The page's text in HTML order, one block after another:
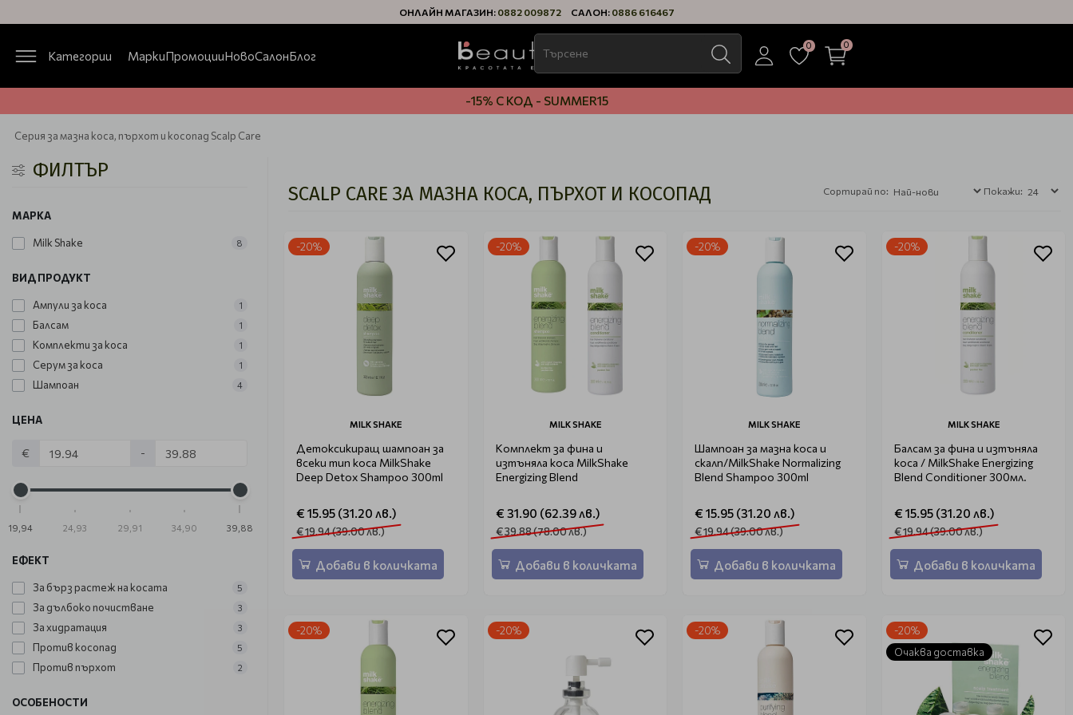
ОНЛАЙН МАГАЗИН: 0882 009872 САЛОН: 0886 616467
Категории МаркиПромоцииНовоСалонБлог
0 0
-15% С КОД - SUMMER15
Серия за мазна коса, пърхот и косопад Scalp Care
ФИЛТЪР
МАРКА
Milk Shake 8
ВИД ПРОДУКТ
Ампули за коса 1
Балсам 1
Комплекти за коса 1
Серум за коса 1
Шампоан 4
ЦЕНА
€ -
19,94 24,93 29,91 34,90 39,88
ЕФЕКТ
За бърз растеж на косата 5
За дълбоко почистване 3
За хидратация 3
Против косопад 5
Против пърхот 2
ОСОБЕНОСТИ
SCALP CARE ЗА МАЗНА КОСА, ПЪРХОТ И КОСОПАД Сортирай по: Покажи:
-20%
MILK SHAKE
Детоксикиращ шампоан за
всеки тип коса MilkShake
Deep Detox Shampoo 300ml
€ 15.95 (31.20 лв.)
€ 19.94 (39.00 лв.)
Добави в количката
-20%
MILK SHAKE
Комплект за фина и
изтъняла коса MilkShake
Energizing Blend
€ 31.90 (62.39 лв.)
€ 39.88 (78.00 лв.)
Добави в количката
-20%
MILK SHAKE
Шампоан за мазна коса и
скалп/MilkShake Normalizing
Blend Shampoo 300ml
€ 15.95 (31.20 лв.)
€ 19.94 (39.00 лв.)
Добави в количката
-20%
MILK SHAKE
Балсам за фина и изтъняла
коса / MilkShake Energizing
Blend Conditioner 300мл.
€ 15.95 (31.20 лв.)
€ 19.94 (39.00 лв.)
Добави в количката
-20% -20% -20%
-20%
Очаква доставка